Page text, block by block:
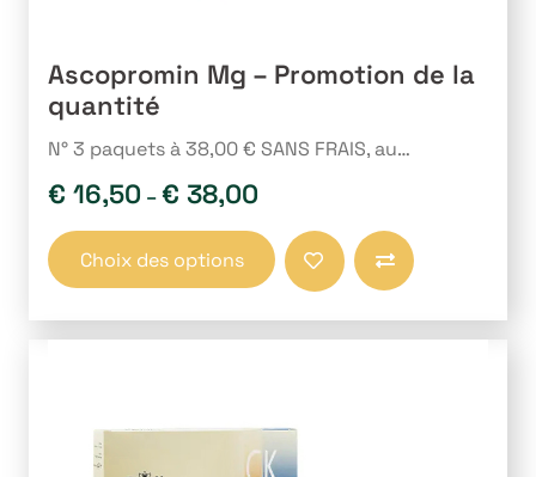
Ascopromin Mg – Promotion de la
quantité
N° 3 paquets à 38,00 € SANS FRAIS, au…
€ 16,50 –€ 38,00
Choix des options
Ce
produit
plusieurs
options
peuvent